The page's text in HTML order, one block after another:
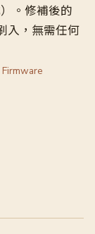
。修補後的
入，無需任何